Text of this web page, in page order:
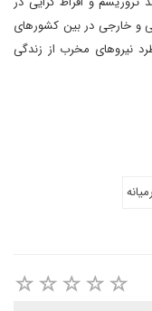
و خارجی در بین کشورهای
نیروهای مخرب از زندگی